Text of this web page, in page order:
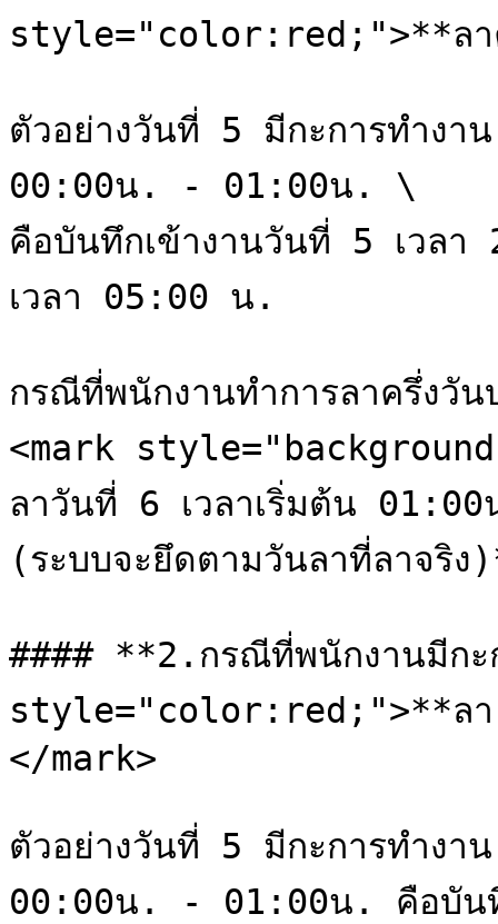
style="color:red;">**ลาค
ตัวอย่างวันที่ 5 มีกะการทำ
00:00น. - 01:00น. \
คือบันทึกเข้างานวันที่ 5 เวล
เวลา 05:00 น.
กรณีที่พนักงานทำการลาครึ่งวั
<mark
ลาวันที่ 6 เวลาเริ่มต้น
(ระบบจะยึดตามวันลาที่ลาจริ
#### **2.กรณีที่พนักงานมีกะ
style="color:red;">**
</mark>
ตัวอย่างวันที่ 5 มีกะการทำ
00:00น. - 01:00น. คือบัน